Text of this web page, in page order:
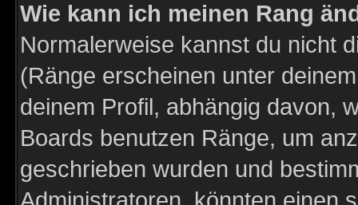
Wie kann ich meinen Rang
Normalerweise kannst du nicht
(Ränge erscheinen unter
deinem Profil, abhängig davon,
Boards benutzen Ränge, um
geschrieben wurden und